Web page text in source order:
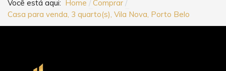
Você está aqui: Home
Comprar
Casa para venda, 3 quarto(s), Vila Nova, Porto Belo